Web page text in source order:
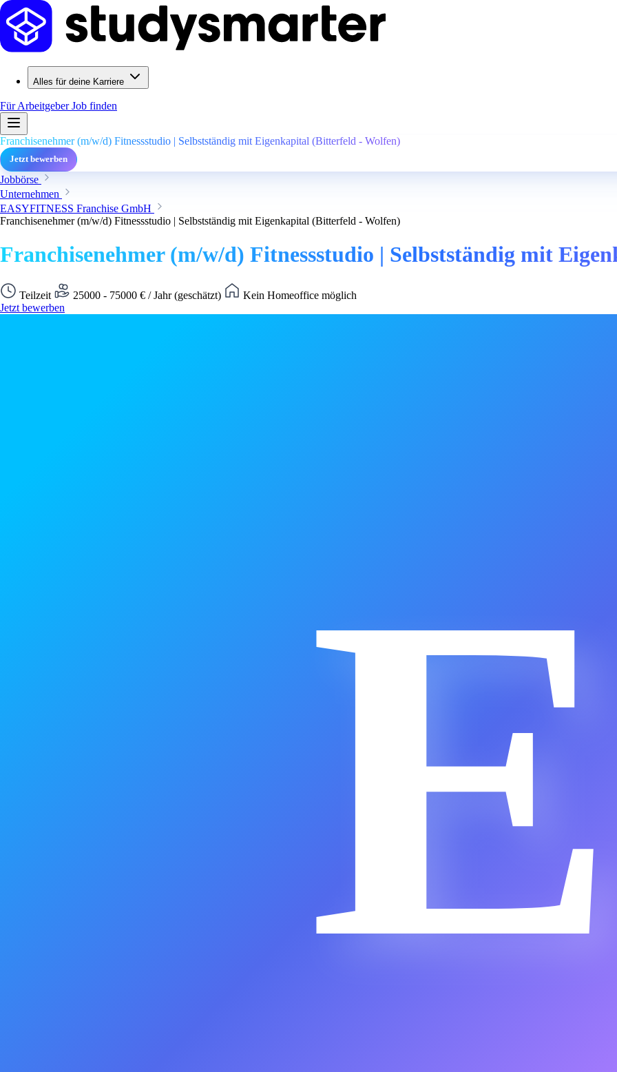
Alles für deine Karriere
Für ArbeitgeberJob finden
Franchisenehmer (m/w/d) Fitnessstudio | Selbstständig mit Eigenkapital (Bitterfeld - Wolfen)
Jetzt bewerben
Jobbörse
Unternehmen
EASYFITNESS Franchise GmbH
Franchisenehmer (m/w/d) Fitnessstudio | Selbstständig mit Eigenkapital (Bitterfeld - Wolfen)
Franchisenehmer (m/w/d) Fitnessstudio | Selbstständig mit
Teilzeit 25000 - 75000 € / Jahr (geschätzt)
Kein Homeoffice möglich
Jetzt bewerben
E